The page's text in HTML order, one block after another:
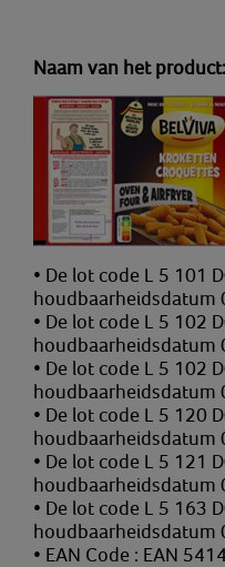
Naam van het
• De lot code L 5 101
houdbaarheidsdatum
• De lot code L 5 102
houdbaarheidsdatum
• De lot code L 5 102
houdbaarheidsdatum
• De lot code L 5 120
houdbaarheidsdatum
• De lot code L 5 121
houdbaarheidsdatum
• De lot code L 5 163
houdbaarheidsdatum
• EAN Code : EAN